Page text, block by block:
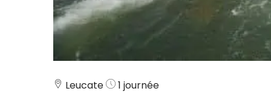
Leucate
1 journée